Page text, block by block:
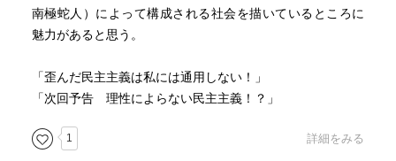
南極蛇人）によって構成される社会を描いているところに
魅力があると思う。
「歪んだ民主主義は私には通用しない！」
「次回予告 理性によらない民主主義！？」
1 詳細をみる